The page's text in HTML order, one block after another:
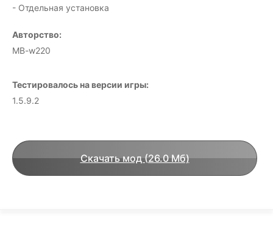
- Отдельная установка
Авторство:
MB-w220
Тестировалось на версии игры:
1.5.9.2
Скачать мод (26.0 Мб)